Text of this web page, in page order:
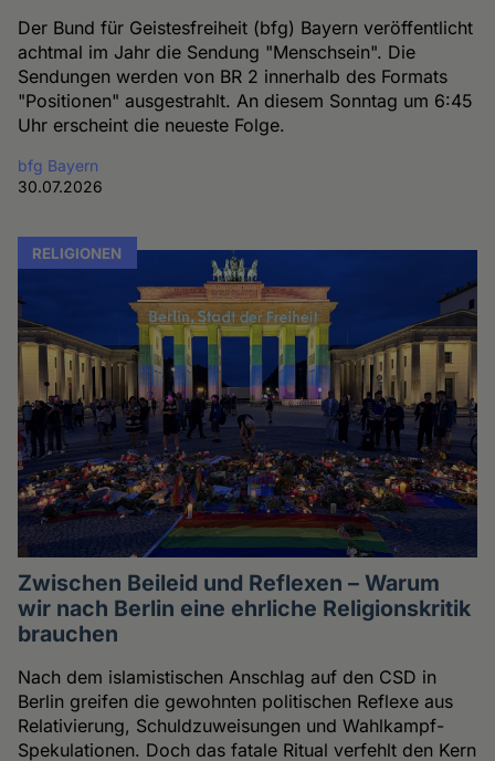
Der Bund für Geistesfreiheit (bfg) Bayern veröffentlicht
achtmal im Jahr die Sendung "Menschsein". Die
Sendungen werden von BR 2 innerhalb des Formats
"Positionen" ausgestrahlt. An diesem Sonntag um 6:45
Uhr erscheint die neueste Folge.
bfg Bayern
30.07.2026
RELIGIONEN
Zwischen Beileid und Reflexen – Warum
wir nach Berlin eine ehrliche Religionskritik
brauchen
Nach dem islamistischen Anschlag auf den CSD in
Berlin greifen die gewohnten politischen Reflexe aus
Relativierung, Schuldzuweisungen und Wahlkampf-
Spekulationen. Doch das fatale Ritual verfehlt den Kern